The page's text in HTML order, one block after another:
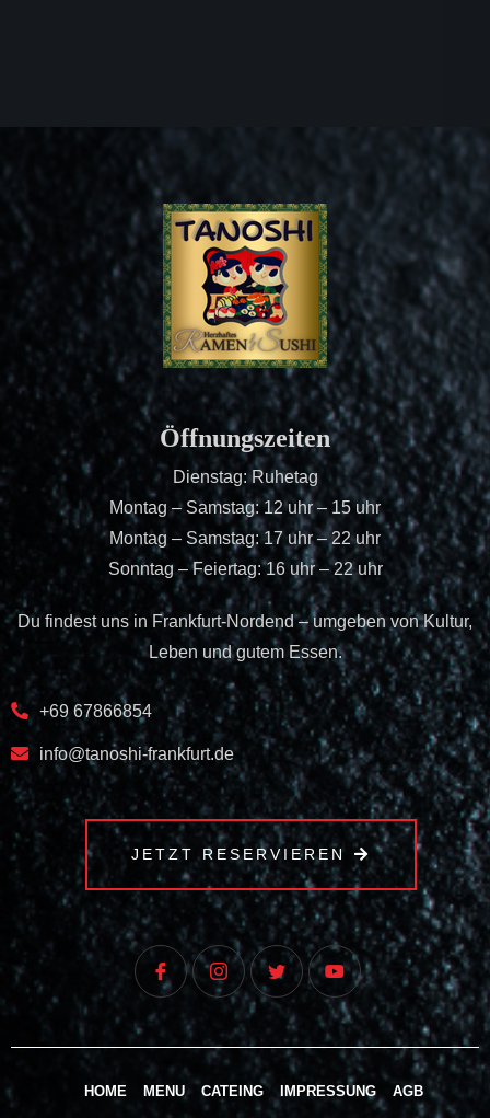
Öffnungszeiten
Dienstag: Ruhetag
Montag – Samstag: 12 uhr – 15 uhr
Montag – Samstag: 17 uhr – 22 uhr
Sonntag – Feiertag: 16 uhr – 22 uhr
Du findest uns in Frankfurt-Nordend – umgeben von Kultur,
Leben und gutem Essen.
+69 67866854
info@tanoshi-frankfurt.de
JETZT RESERVIEREN
HOME MENU CATEING IMPRESSUNG AGB